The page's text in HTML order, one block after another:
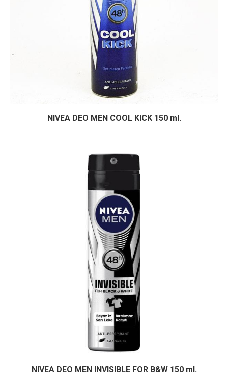
NIVEA DEO MEN COOL KICK 150 ml.
NIVEA DEO MEN INVISIBLE FOR B&W 150 ml.